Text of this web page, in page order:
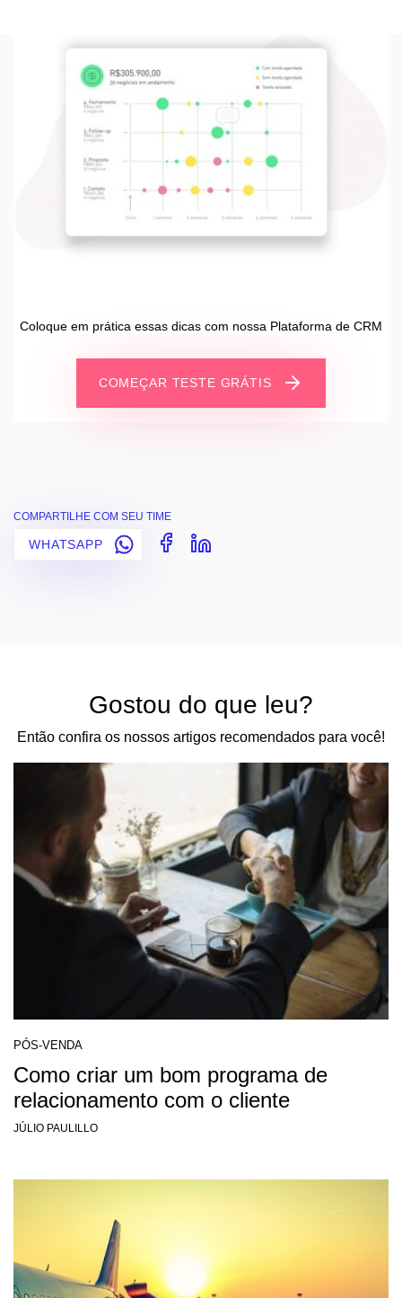
Coloque em prática essas dicas com nossa Plataforma de CRM
COMEÇAR TESTE GRÁTIS
COMPARTILHE COM SEU TIME
WHATSAPP
Gostou do que leu?
Então confira os nossos artigos recomendados para você!
PÓS-VENDA
Como criar um bom programa de
relacionamento com o cliente
JÚLIO PAULILLO